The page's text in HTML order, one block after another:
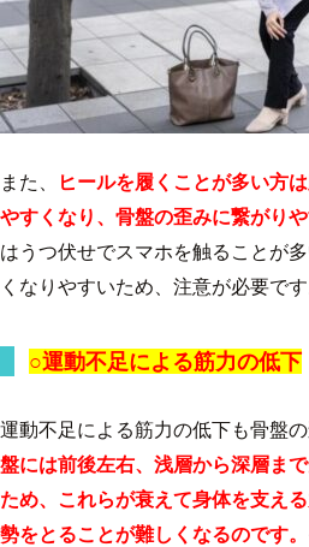
また、
ヒールを履くことが多い方
やすくなり、骨盤の歪みに繋がりや
はうつ伏せでスマホを触ることが
くなりやすいため、注意が必要です
○運動不足による筋力の低下
運動不足による筋力の低下も骨盤
盤には前後左右、浅層から深層ま
ため、これらが衰えて身体を支え
勢をとることが難しくなるのです。